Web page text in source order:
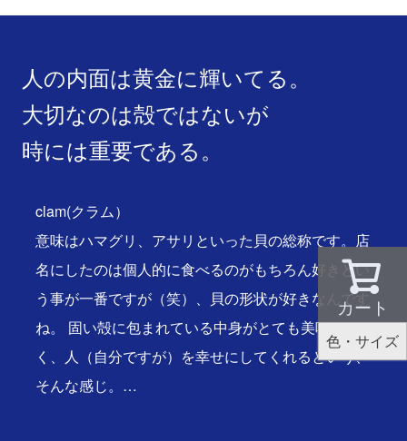
カート
色・サイズ
人の内面は黄金に輝いてる。
大切なのは殻ではないが
時には重要である。
clam(クラム）
意味はハマグリ、アサリといった貝の総称です。店
名にしたのは個人的に食べるのがもちろん好きとい
う事が一番ですが（笑）、貝の形状が好きなんです
ね。 固い殻に包まれている中身がとても美味し
く、人（自分ですが）を幸せにしてくれるという、
そんな感じ。…